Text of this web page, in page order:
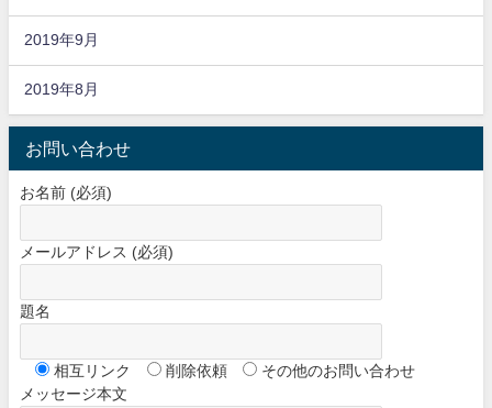
2019年9月
2019年8月
お問い合わせ
お名前 (必須)
メールアドレス (必須)
題名
相互リンク 削除依頼
その他のお問い合わせ
メッセージ本文